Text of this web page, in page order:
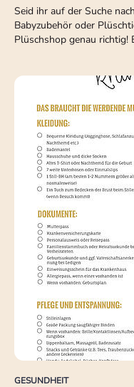
Seid ihr auf der Suche
Babyzubehör oder
Plüschshop genau richtig!
GESUNDHEIT